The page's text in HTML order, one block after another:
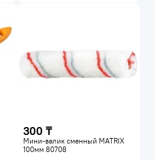
300 ₸
Мини-валик сменный MATRIX
100мм 80708